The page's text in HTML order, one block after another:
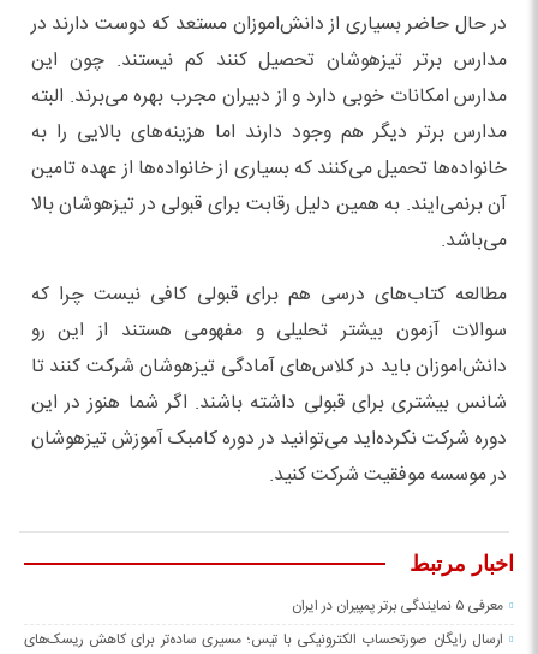
در حال حاضر بسیاری از دانش‌اموزان مستعد که دوست دارند در
مدارس برتر تیزهوشان تحصیل کنند کم نیستند. چون این
مدارس امکانات خوبی دارد و از دبیران مجرب بهره می‌برند. البته
مدارس برتر دیگر هم وجود دارند اما هزینه‌های بالایی را به
خانواده‌ها تحمیل می‌کنند که بسیاری از خانواده‌ها از عهده تامین
آن برنمی‌ایند. به همین دلیل رقابت برای قبولی در تیزهوشان بالا
می‌باشد.
مطالعه کتاب‌های درسی هم برای قبولی کافی نیست چرا که
سوالات آزمون بیشتر تحلیلی و مفهومی هستند از این رو
دانش‌اموزان باید در کلاس‌های آمادگی تیزهوشان شرکت کنند تا
شانس بیشتری برای قبولی داشته باشند. اگر شما هنوز در این
دوره شرکت نکرده‌اید می‌توانید در دوره کامبک آموزش تیزهوشان
در موسسه موفقیت شرکت کنید.
اخبار مرتبط
معرفی ۵ نمایندگی برتر پمپیران در ایران
ارسال رایگان صورتحساب الکترونیکی با تیس؛ مسیری ساده‌تر برای کاهش ریسک‌های